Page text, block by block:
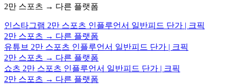
2만 스포츠 → 다른 플랫폼
인스타그램 2만 스포츠 인플루언서 일반피드 단가 | 크픽
2만 스포츠 → 다른 플랫폼
유튜브 2만 스포츠 인플루언서 일반피드 단가 | 크픽
2만 스포츠 → 다른 플랫폼
쇼츠 2만 스포츠 인플루언서 일반피드 단가 | 크픽
2만 스포츠 → 다른 플랫폼